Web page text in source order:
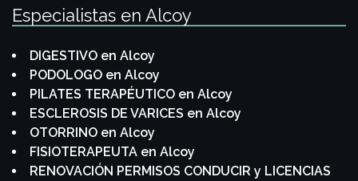
Especialistas en Alcoy
DIGESTIVO en Alcoy
PODOLOGO en Alcoy
PILATES TERAPÉUTICO en Alcoy
ESCLEROSIS DE VARICES en Alcoy
OTORRINO en Alcoy
FISIOTERAPEUTA en Alcoy
RENOVACIÓN PERMISOS CONDUCIR y LICENCIAS